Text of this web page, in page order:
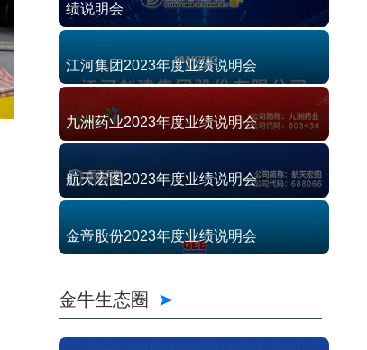
绩说明会
江河集团2023年度业绩说明会
九洲药业2023年度业绩说明会
航天宏图2023年度业绩说明会
金帝股份2023年度业绩说明会
金牛生态圈